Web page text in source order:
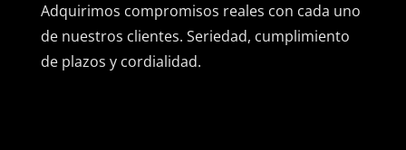
Adquirimos compromisos reales con cada uno
de nuestros clientes. Seriedad, cumplimiento
de plazos y cordialidad.